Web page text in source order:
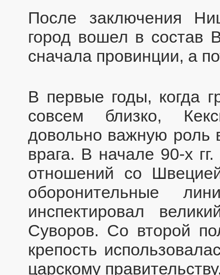
После заключения
город вошел в состав
сначала провинции, а
В первые годы, когда
совсем близко,
довольно важную роль
врага. В начале 90-х
отношений со
оборонительные
инспектировал
Суворов. Со второй
крепость
царскому